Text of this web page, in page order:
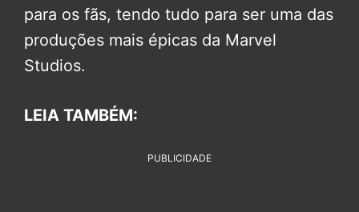
para os fãs, tendo tudo para ser uma das
produções mais épicas da Marvel
Studios.
LEIA TAMBÉM:
PUBLICIDADE